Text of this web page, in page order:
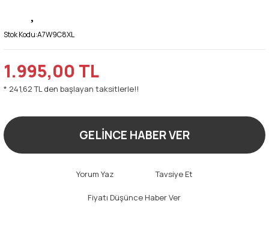
Stok Kodu:A7W9C8XL
1.995,00 TL
* 241,62 TL den başlayan taksitlerle!!
GELİNCE HABER VER
Yorum Yaz Tavsiye Et
Fiyatı Düşünce Haber Ver